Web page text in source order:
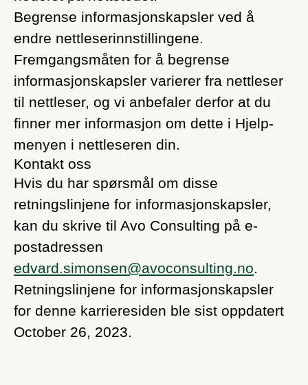
Begrense informasjonskapsler ved å
endre nettleserinnstillingene.
Fremgangsmåten for å begrense
informasjonskapsler varierer fra nettleser
til nettleser, og vi anbefaler derfor at du
finner mer informasjon om dette i Hjelp-
menyen i nettleseren din.
Kontakt oss
Hvis du har spørsmål om disse
retningslinjene for informasjonskapsler,
kan du skrive til Avo Consulting på e-
postadressen
edvard.simonsen@avoconsulting.no.
Retningslinjene for informasjonskapsler
for denne karrieresiden ble sist oppdatert
October 26, 2023.